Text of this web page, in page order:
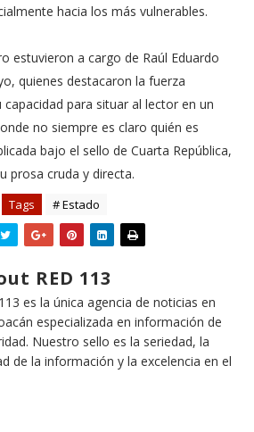
hacia los más vulnerables.
estuvieron a cargo de Raúl Eduardo
quienes destacaron la fuerza
para situar al lector en un
no siempre es claro quién es
bajo el sello de Cuarta República,
prosa cruda y directa.
Tags # Estado
RED 113
es la única agencia de noticias en
especializada en información de
Nuestro sello es la seriedad, la
de la información y la excelencia en el